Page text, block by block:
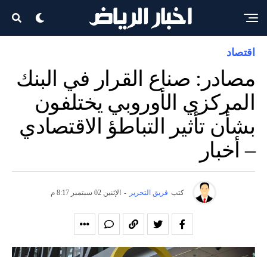
اقتصاد
مصادر: صناع القرار في البنك
المركزي الأوروبي يختلفون
بشأن تأثير التباطؤ الاقتصادي
– أخبار
كتب فريق التحرير - الإثنين 02 سبتمبر 8:17 م